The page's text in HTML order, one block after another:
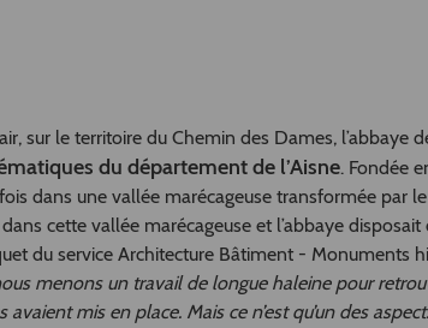
sur le territoire du Chemin des Dames, l’abbaye
du département de l’Aisne. Fondée
dans une vallée marécageuse transformée par
cette vallée marécageuse et l’abbaye disposait
du service Architecture Bâtiment - Monuments
menons un travail de longue haleine pour
mis en place. Mais ce n’est qu’un des